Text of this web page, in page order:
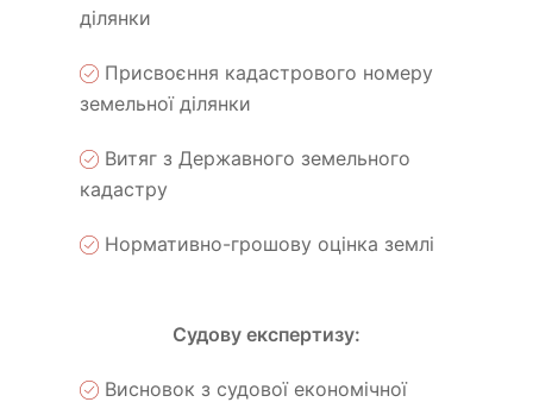
ділянки
Присвоєння кадастрового номеру
земельної ділянки
Витяг з Державного земельного
кадастру
Нормативно-грошову оцінка землі
Судову експертизу:
Висновок з судової економічної